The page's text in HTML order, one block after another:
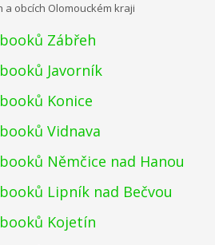
obcích Olomouckém kraji
Zábřeh
Javorník
Konice
Vidnava
Němčice nad Hanou
Lipník nad Bečvou
Kojetín